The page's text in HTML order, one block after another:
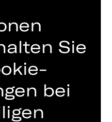
sowie sozialen,
mit Sascha Malina
Performance
Dinosaur“ wurde
Festival am
sowie zum Open
Sie
bei